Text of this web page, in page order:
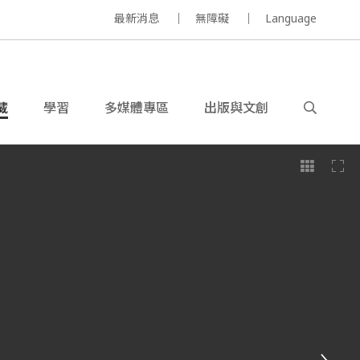
最新消息 無障礙 Language
學習 多媒體專區 出版與文創